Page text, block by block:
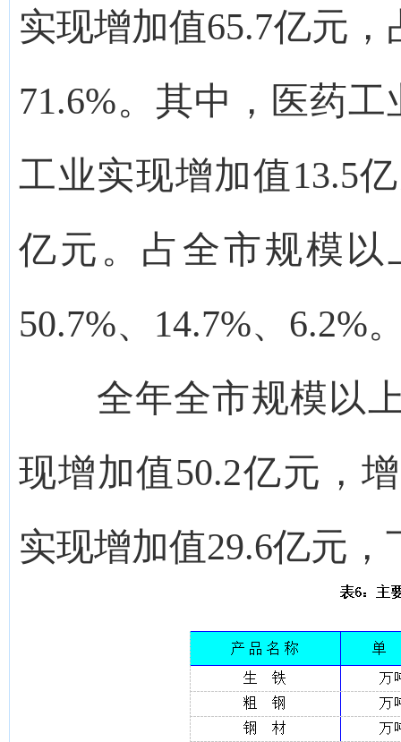
实现增加值65.7亿元
71.6%。其中，医药
工业实现增加值13.5
亿元。占全市规模
50.7%、14.7%、6.2%
全年全市规模以上
现增加值50.2亿元，
实现增加值29.6亿元，